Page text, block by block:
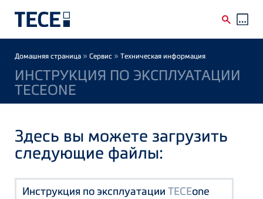
Breadcrumb
Домашняя страница » Сервис » Техническая информация
ИНСТРУКЦИЯ ПО ЭКСПЛУАТАЦИИ
TECEONE
Здесь вы можете загрузить
следующие файлы:
Инструкция по эксплуатации TECEone